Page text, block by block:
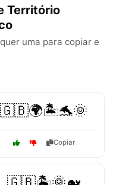
Território
uma para copiar e
🇬🇧🌍🏝️🐬🌞
Copiar